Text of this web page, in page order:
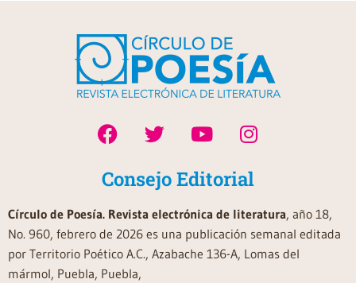
Consejo Editorial
Círculo de Poesía. Revista electrónica de literatura, año 18,
No. 960, febrero de 2026 es una publicación semanal editada
por Territorio Poético A.C., Azabache 136-A, Lomas del
mármol, Puebla, Puebla,